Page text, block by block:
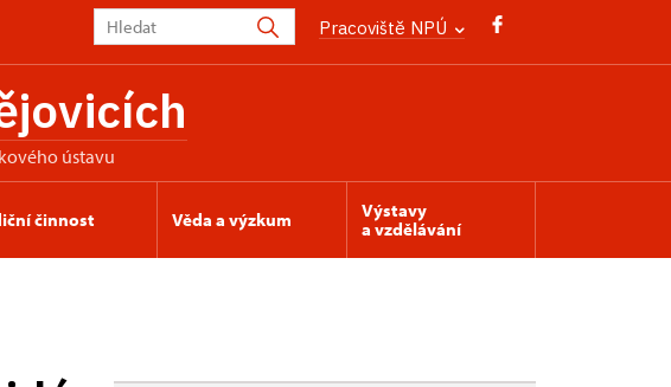
Pracoviště NPÚ
ústavu
činnost Věda a výzkum
Výstavy
a vzdělávání